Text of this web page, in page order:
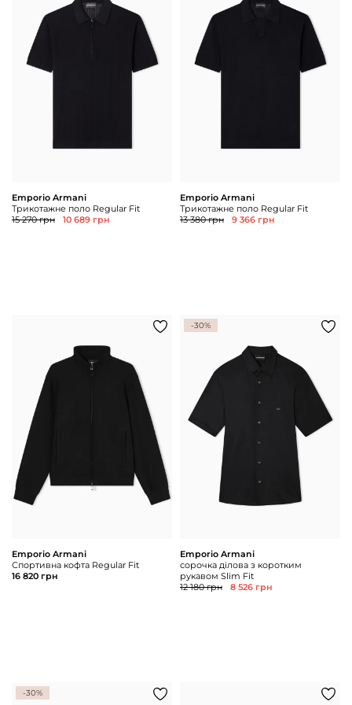
Emporio Armani
Трикотажне поло Regular Fit
15 270 грн
10 689 грн
Emporio Armani
Трикотажне поло Regular Fit
13 380 грн
9 366 грн
Emporio Armani
Спортивна кофта Regular Fit
16 820 грн
-30%
Emporio Armani
сорочка ділова з коротким
рукавом Slim Fit
12 180 грн
8 526 грн
-30%